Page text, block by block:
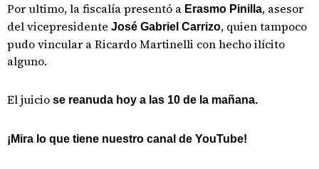
Por ultimo, la fiscalía presentó a Erasmo Pinilla, asesor
del vicepresidente José Gabriel Carrizo, quien tampoco
pudo vincular a Ricardo Martinelli con hecho ilícito
alguno.
El juicio se reanuda hoy a las 10 de la mañana.
¡Mira lo que tiene nuestro canal de YouTube!